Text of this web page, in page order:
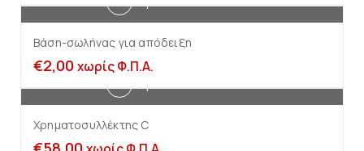
Βάση-σωλήνας για απόδειξη
€2,00 χωρίς Φ.Π.Α.
Χρηματοσυλλέκτης C